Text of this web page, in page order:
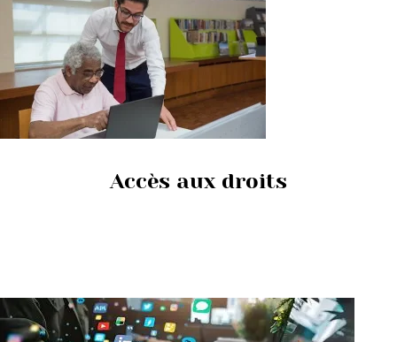
Accès aux droits